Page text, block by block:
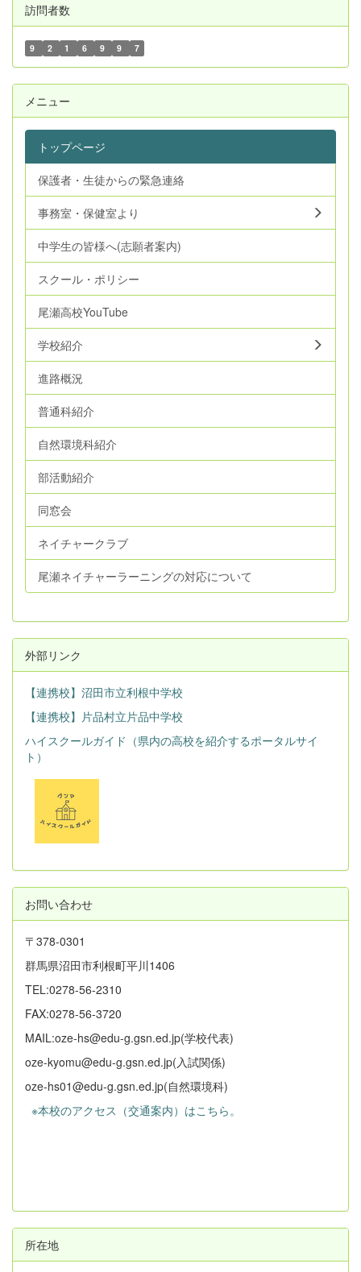
訪問者数
9 2 1 6 9 9 7
メニュー
トップページ
保護者・生徒からの緊急連絡
事務室・保健室より
中学生の皆様へ(志願者案内)
スクール・ポリシー
尾瀬高校YouTube
学校紹介
進路概況
普通科紹介
自然環境科紹介
部活動紹介
同窓会
ネイチャークラブ
尾瀬ネイチャーラーニングの対応について
外部リンク
【連携校】沼田市立利根中学校
【連携校】片品村立片品中学校
ハイスクールガイド（県内の高校を紹介するポータルサイ
ト）
お問い合わせ
〒378-0301
群馬県沼田市利根町平川1406
TEL:0278-56-2310
FAX:0278-56-3720
MAIL:oze-hs@edu-g.gsn.ed.jp(学校代表)
oze-kyomu@edu-g.gsn.ed.jp(入試関係)
oze-hs01@edu-g.gsn.ed.jp(自然環境科)
※本校のアクセス（交通案内）はこちら。
所在地